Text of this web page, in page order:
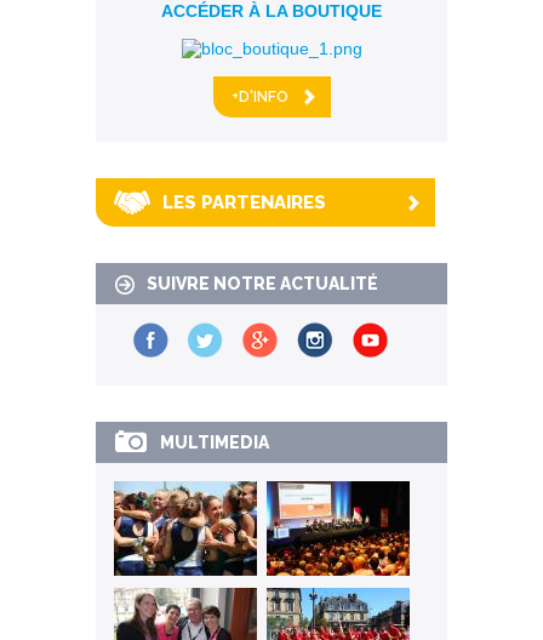
ACCÉDER À LA BOUTIQUE
+D'INFO
LES PARTENAIRES
SUIVRE NOTRE ACTUALITÉ
MULTIMEDIA